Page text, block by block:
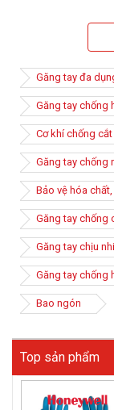
độ khéo léo khi
không trang bị
hưởng đến bàn
Găng tay cao su
các chất độc hại
chống hóa chất
làm việc, cảm giác
Găng tay đa
Găng tay chống
Cơ khí chống
Găng tay chống
Bảo vệ hóa
Găng tay chống
Găng tay chịu
Găng tay chống
Bao ngón
Top sản phẩm